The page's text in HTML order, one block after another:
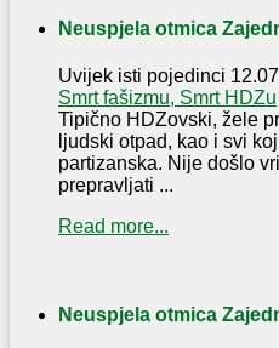
Neuspjela otmica
Uvijek isti pojedinci
Smrt fašizmu, Smrt HDZu
Tipično HDZovski, žele
ljudski otpad, kao i svi
partizanska. Nije došlo
prepravljati ...
Read more...
Neuspjela otmica